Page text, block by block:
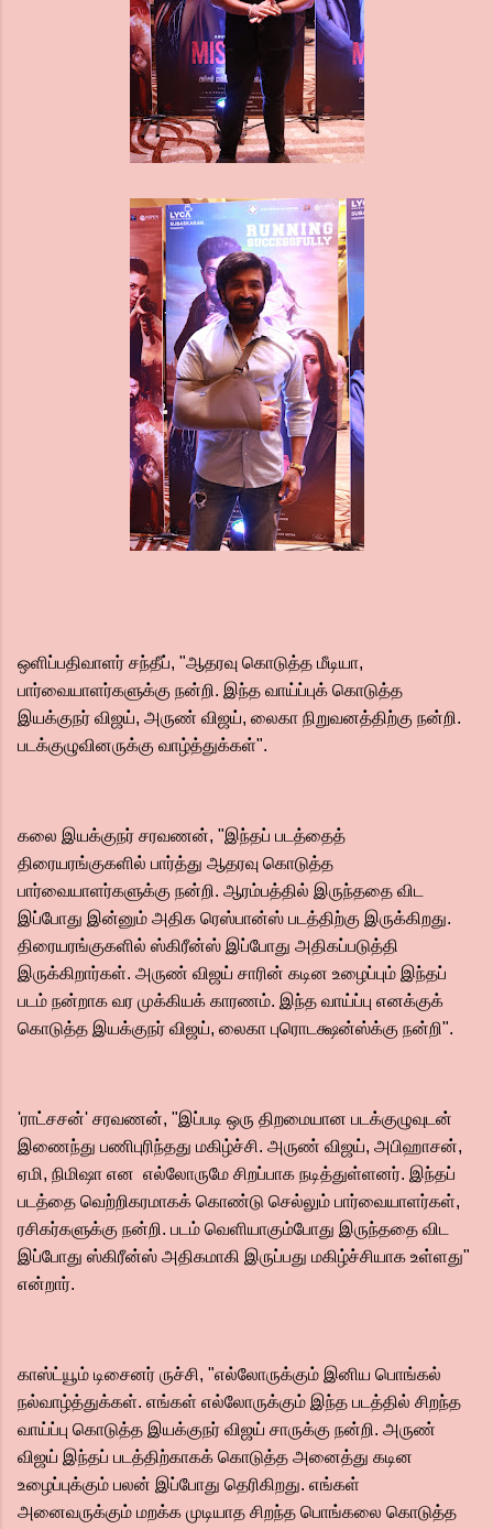
ஒளிப்பதிவாளர் சந்தீப், "ஆதரவு கொடுத்த மீடியா,
பார்வையாளர்களுக்கு நன்றி. இந்த வாய்ப்புக் கொடுத்த
இயக்குநர் விஜய், அருண் விஜய், லைகா நிறுவனத்திற்கு நன்றி.
படக்குழுவினருக்கு வாழ்த்துக்கள்".
கலை இயக்குநர் சரவணன், "இந்தப் படத்தைத்
திரையரங்குகளில் பார்த்து ஆதரவு கொடுத்த
பார்வையாளர்களுக்கு நன்றி. ஆரம்பத்தில் இருந்ததை விட
இப்போது இன்னும் அதிக ரெஸ்பான்ஸ் படத்திற்கு இருக்கிறது.
திரையரங்குகளில் ஸ்கிரீன்ஸ் இப்போது அதிகப்படுத்தி
இருக்கிறார்கள். அருண் விஜய் சாரின் கடின உழைப்பும் இந்தப்
படம் நன்றாக வர முக்கியக் காரணம். இந்த வாய்ப்பு எனக்குக்
கொடுத்த இயக்குநர் விஜய், லைகா புரொடக்ஷன்ஸ்க்கு நன்றி".
'ராட்சசன்' சரவணன், "இப்படி ஒரு திறமையான படக்குழுவுடன்
இணைந்து பணிபுரிந்தது மகிழ்ச்சி. அருண் விஜய், அபிஹாசன்,
ஏமி, நிமிஷா என எல்லோருமே சிறப்பாக நடித்துள்ளனர். இந்தப்
படத்தை வெற்றிகரமாகக் கொண்டு செல்லும் பார்வையாளர்கள்,
ரசிகர்களுக்கு நன்றி. படம் வெளியாகும்போது இருந்ததை விட
இப்போது ஸ்கிரீன்ஸ் அதிகமாகி இருப்பது மகிழ்ச்சியாக உள்ளது"
என்றார்.
காஸ்ட்யூம் டிசைனர் ருச்சி, "எல்லோருக்கும் இனிய பொங்கல்
நல்வாழ்த்துக்கள். எங்கள் எல்லோருக்கும் இந்த படத்தில் சிறந்த
வாய்ப்பு கொடுத்த இயக்குநர் விஜய் சாருக்கு நன்றி. அருண்
விஜய் இந்தப் படத்திற்காகக் கொடுத்த அனைத்து கடின
உழைப்புக்கும் பலன் இப்போது தெரிகிறது. எங்கள்
அனைவருக்கும் மறக்க முடியாத சிறந்த பொங்கலை கொடுத்த